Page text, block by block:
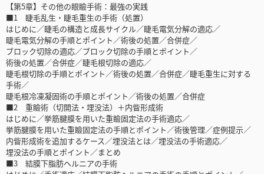
【第5章】その他の眼瞼手術：最強の実践
■1 睫毛乱生・睫毛重生の手術（処置）
はじめに／睫毛の構造と成長サイクル／睫毛電気分解の適応／
睫毛電気分解の手順とポイント／術後の処置／合併症／
ブロック切除の適応／ブロック切除の手順とポイント／
術後の処置／合併症／睫毛根切除の適応／
睫毛根切除の手順とポイント／術後の処置／合併症／睫毛重生に対する
手術／
睫毛根冷凍凝固術の手順とポイント／術後の処置／合併症
■2 重瞼術（切開法・埋没法）＋内眥形成術
はじめに／挙筋腱膜を用いた重瞼固定法の手術適応／
挙筋腱膜を用いた重瞼固定法の手順とポイント／術後管理／症例提示／
内眥形成術を追加するケース／埋没法とは／埋没法の手術適応／
埋没法の手順とポイント／まとめ
■3 結膜下脂肪ヘルニアの手術